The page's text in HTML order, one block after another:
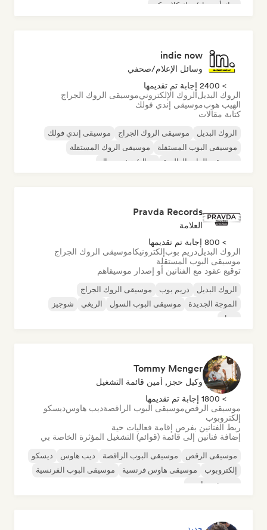
روك أند رول/روك كلاسيكي
indie now
وسائل الإعلام/صحفي
> 2400 إجابة تم تقديمها
الروك البديلالروك الإلكترونيموسيقى الروك الجراج
الهيب هوبموسيقى إندي فولك
كتابة مقالات
الروك البديل موسيقى الروك الجراج
موسيقى إندي فولك
موسيقى البوب المستقلة
موسيقى الروك المستقلة
موسيقى الراب العالمية
ميتال/هيفي ميتال
Pravda Records
العلامة
> 800 إجابة تم تقديمها
الروك البديلدريم بوبإلكترونيكاموسيقى الروك الجراج
موسيقى البوب المستقلة
توقيع عقود مع الفنانين أو إصدار موسيقاهم
الروك البديل دريم بوب
موسيقى الروك الجراج
الموجة الجديدة
موسيقى البوب السول الريغي
شوجيز
سول
Tommy Menger
وكيل حجز, أمين قائمة التشغيل
> 1800 إجابة تم تقديمها
موسيقى الرقصموسيقى البوب الراقصةديب هاوسديسكو
إلكتروبوب
ربط الفنانين بفرص إقامة فعاليات حية
إضافة فنانين إلى قائمة (قوائم) التشغيل المؤثرة الخاصة بي
موسيقى الرقص موسيقى البوب الراقصة ديب هاوس
ديسكو
إلكتروبوب
موسيقى هاوس فرنسية
موسيقى البوب الفرنسية
موسيقى هاوس
جديد